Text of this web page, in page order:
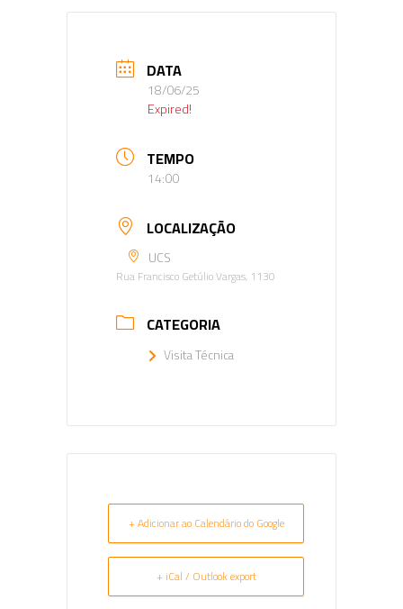
DATA
18/06/25
Expired!
TEMPO
14:00
LOCALIZAÇÃO
UCS
Rua Francisco Getúlio Vargas, 1130
CATEGORIA
Visita Técnica
+ Adicionar ao Calendário do Google
+ iCal / Outlook export